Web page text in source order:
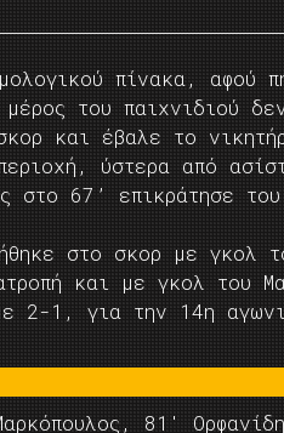
πίνακα, αφού
του παιχνιδιού
και έβαλε το
ύστερα από
στο 67’ επικράτησε
στο σκορ με γκολ
και με γκολ του
2-1, για την 14η
81′